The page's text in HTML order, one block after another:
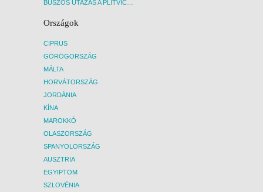
BUSZOS UTAZÁS A PLITVICEI-TAVAK NEMZETI PARKBA - BUDAPEST, BUSZ
Országok
CIPRUS
GÖRÖGORSZÁG
MÁLTA
HORVÁTORSZÁG
JORDÁNIA
KÍNA
MAROKKÓ
OLASZORSZÁG
SPANYOLORSZÁG
AUSZTRIA
EGYIPTOM
SZLOVÉNIA